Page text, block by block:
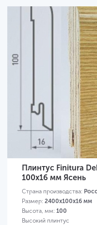
Плинтус Finitura
100х16 мм Ясень
Страна производства:
Размер: 2400х100х16 мм
Высота, мм: 100
Высокий плинтус